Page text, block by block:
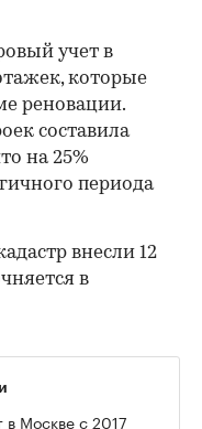
учет в
которые
реновации.
составила
на 25%
периода
внесли 12
в
в Москве с 2017